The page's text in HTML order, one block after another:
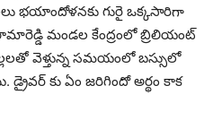
భయాందోళనకు గురై ఒక్కసారిగా
మండల కేంద్రంలో బ్రిలియంట్
వెళ్తున్న సమయంలో బస్సులో
కు ఏం జరిగిందో అర్థం కాక